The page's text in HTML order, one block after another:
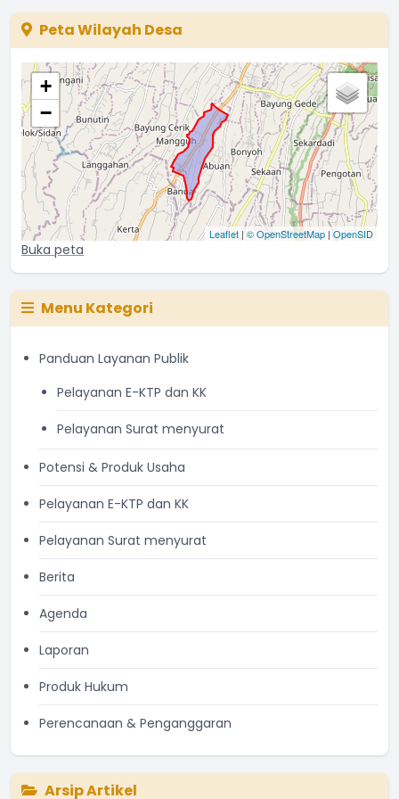
Peta Wilayah Desa
+
−
Leaflet | © OpenStreetMap | OpenSID
Buka peta
Menu Kategori
Panduan Layanan Publik
Pelayanan E-KTP dan KK
Pelayanan Surat menyurat
Potensi & Produk Usaha
Pelayanan E-KTP dan KK
Pelayanan Surat menyurat
Berita
Agenda
Laporan
Produk Hukum
Perencanaan & Penganggaran
Arsip Artikel